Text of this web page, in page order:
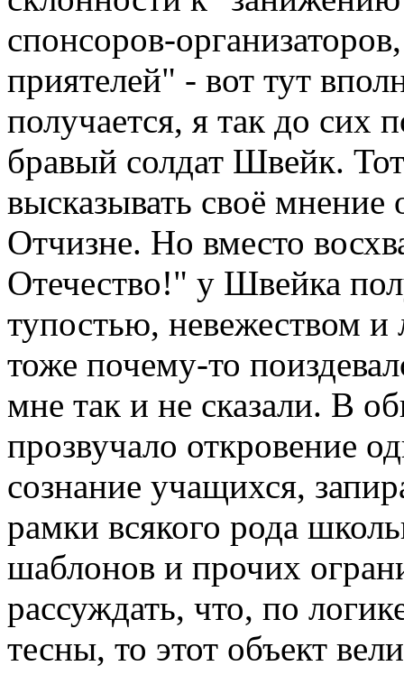
спонсоров-
приятелей" - вот тут
получается, я так до
бравый солдат Швейк.
высказывать своё
Отчизне. Но вместо
Отечество!" у Швейка
тупостью, невежеством
тоже почему-то
мне так и не сказали. В
прозвучало откровение
сознание учащихся,
рамки всякого рода
шаблонов и прочих
рассуждать, что, по
тесны, то этот объект